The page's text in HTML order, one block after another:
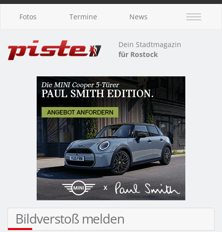
Fotos Termine News
Dein Stadtmagazin
für Rostock
Bildverstoß melden